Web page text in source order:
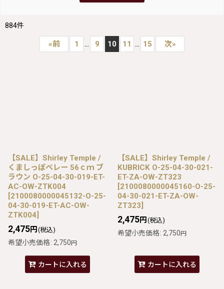
884件
«前 1 ... 9 10 11 ... 15 次»
【SALE】Shirley Temple /
くましっぽベレー 56ｃｍ ブ
ラウン O-25-04-30-019-ET-
AC-OW-ZTK004
[2100080000045132-O-25-
04-30-019-ET-AC-OW-
ZTK004]
2,475円 (税込)
希望小売価格: 2,750円
カートに入れる
【SALE】Shirley Temple /
KUBRICK O-25-04-30-021-
ET-ZA-OW-ZT323
[2100080000045160-O-25-
04-30-021-ET-ZA-OW-
ZT323]
2,475円 (税込)
希望小売価格: 2,750円
カートに入れる